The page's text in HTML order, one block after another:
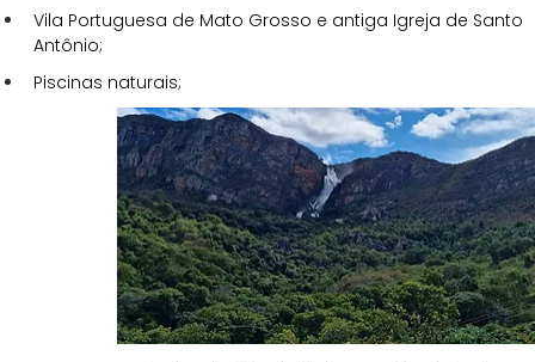
Vila Portuguesa de Mato Grosso e antiga Igreja de Santo
Antônio;
Piscinas naturais;